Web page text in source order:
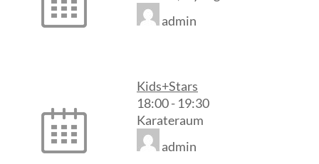
admin
Kids+Stars
18:00- 19:30
Karateraum
admin